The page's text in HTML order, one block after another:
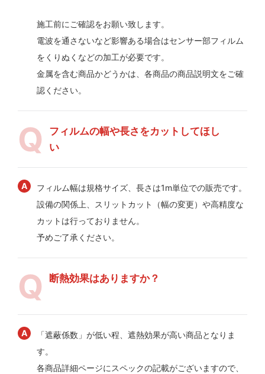
施工前にご確認をお願い致します。
電波を通さないなど影響ある場合はセンサー部フィルム
をくりぬくなどの加工が必要です。
金属を含む商品かどうかは、各商品の商品説明文をご確
認ください。
フィルムの幅や長さをカットしてほし
い
フィルム幅は規格サイズ、長さは1m単位での販売です。
設備の関係上、スリットカット（幅の変更）や高精度な
カットは行っておりません。
予めご了承ください。
断熱効果はありますか？
「遮蔽係数」が低い程、遮熱効果が高い商品となりま
す。
各商品詳細ページにスペックの記載がございますので、